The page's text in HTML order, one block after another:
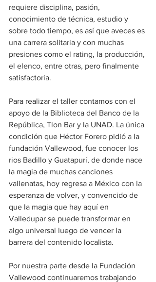
requiere disciplina, pasión,
conocimiento de técnica, estudio y
sobre todo tiempo, es así que aveces es
una carrera solitaria y con muchas
presiones como el rating, la producción,
el elenco, entre otras, pero finalmente
satisfactoria.
Para realizar el taller contamos con el
apoyo de la Biblioteca del Banco de la
República, Tlon Bar y la UNAD. La única
condición que Héctor Forero pidió a la
fundación Vallewood, fue conocer los
rios Badillo y Guatapurí, de donde nace
la magia de muchas canciones
vallenatas, hoy regresa a México con la
esperanza de volver, y convencido de
que la magia que hay aquí en
Valledupar se puede transformar en
algo universal luego de vencer la
barrera del contenido localista.
Por nuestra parte desde la Fundación
Vallewood continuaremos trabajando